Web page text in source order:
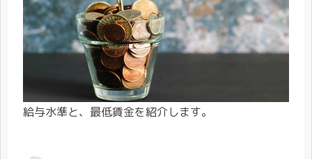
給与水準と、最低賃金を紹介します。